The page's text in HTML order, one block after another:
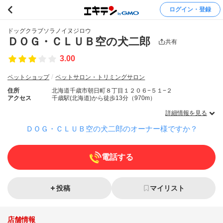
ログイン・登録
ドッグクラブソラノイヌジロウ
ＤＯＧ・ＣＬＵＢ空の犬二郎 共有
3.00
ペットショップ
ペットサロン・トリミングサロン
住所
北海道千歳市朝日町８丁目１２０６−５１−２
アクセス
千歳駅(北海道)から徒歩13分（970m）
詳細情報を見る
ＤＯＧ・ＣＬＵＢ空の犬二郎のオーナー様ですか？
電話する
投稿 マイリスト
店舗情報